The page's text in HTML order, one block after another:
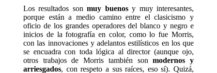
Los resultados sonmuy buenosy muy interesantes,
porque están a medio camino entre el clasicismo y
oficio de los grandes operadores del blanco y negro e
inicios de la fotografía en color, como lo fue Morris,
con las innovaciones y adelantos estilísticos en los que
se encuadra con toda lógica al director (aunque ojo,
otros trabajos de Morris también sonmodernos y
arriesgados, con respeto a sus raíces, eso sí). Quizá,